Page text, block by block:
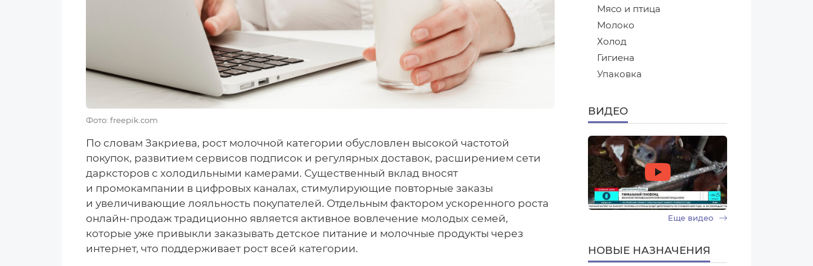
Фото: freepik.com
По словам Закриева, рост молочной категории обусловлен высокой частотой
покупок, развитием сервисов подписок и регулярных доставок, расширением сети
дарксторов с холодильными камерами. Существенный вклад вносят
и промокампании в цифровых каналах, стимулирующие повторные заказы
и увеличивающие лояльность покупателей. Отдельным фактором ускоренного роста
онлайн-продаж традиционно является активное вовлечение молодых семей,
которые уже привыкли заказывать детское питание и молочные продукты через
интернет, что поддерживает рост всей категории.
Мясо и птица
Молоко
Холод
Гигиена
Упаковка
ВИДЕО
Еще видео
НОВЫЕ НАЗНАЧЕНИЯ